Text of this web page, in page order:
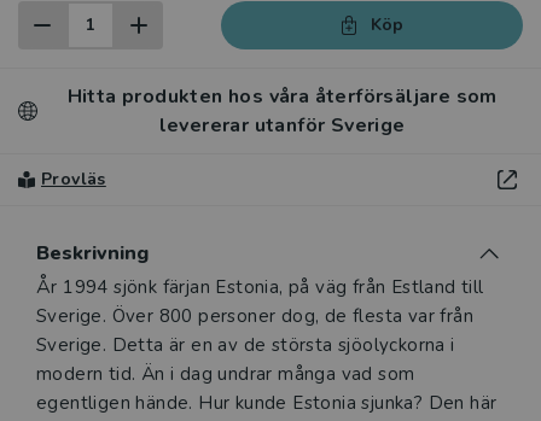
Köp
Hitta produkten hos våra återförsäljare som
levererar utanför Sverige
Provläs
Beskrivning
Beskrivning
År 1994 sjönk färjan Estonia, på väg från Estland till
Sverige. Över 800 personer dog, de flesta var från
Sverige. Detta är en av de största sjöolyckorna i
modern tid. Än i dag undrar många vad som
egentligen hände. Hur kunde Estonia sjunka? Den här